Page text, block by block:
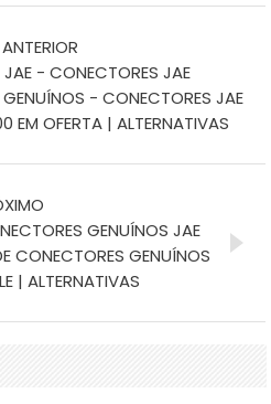
ANTERIOR
- CONECTORES JAE
- CONECTORES JAE
EM OFERTA | ALTERNATIVAS
GENUÍNOS JAE
CONECTORES GENUÍNOS
| ALTERNATIVAS